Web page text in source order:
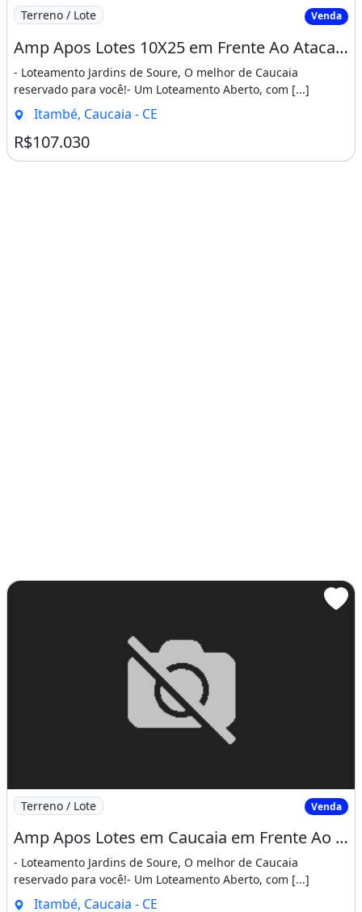
Imagem: Amp Apos Lotes 10X25 em Frente Ao Atacadão
Terreno / Lote Venda
Amp Apos Lotes 10X25 em Frente Ao Atacadão na Caucaia. Imediatamente
- Loteamento Jardins de Soure, O melhor de Caucaia
reservado para você!- Um Loteamento Aberto, com [...]
Itambé, Caucaia - CE
R$107.030
Imagem: Amp Apos Lotes em Caucaia em Frente Ao
Terreno / Lote Venda
Amp Apos Lotes em Caucaia em Frente Ao Atacadao, as Margens da Ce-090!. Visite
- Loteamento Jardins de Soure, O melhor de Caucaia
reservado para você!- Um Loteamento Aberto, com [...]
Itambé, Caucaia - CE